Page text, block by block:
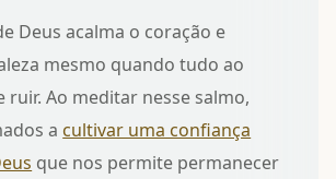
Deus acalma o coração e
mesmo quando tudo ao
ruir. Ao meditar nesse salmo,
a cultivar uma confiança
que nos permite permanecer